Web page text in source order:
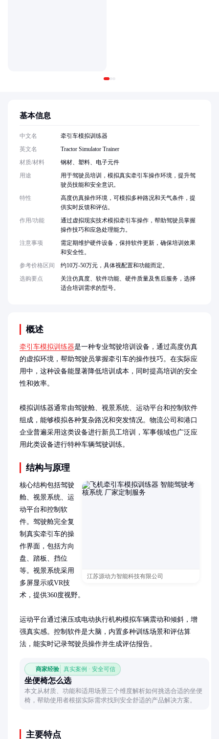
概述
牵引车模拟训练器是一种专业驾驶培训设备，通过高度仿真
的虚拟环境，帮助驾驶员掌握牵引车的操作技巧。在实际应
用中，这种设备能显著降低培训成本，同时提高培训的安全
性和效率。
模拟训练器通常由驾驶舱、视景系统、运动平台和控制软件
组成，能够模拟各种复杂路况和突发情况。物流公司和港口
企业普遍采用这类设备进行新员工培训，军事领域也广泛应
用此类设备进行特种车辆驾驶训练。
结构与原理
江苏源动力智能科技有限公司
核心结构包括驾驶
舱、视景系统、运
动平台和控制软
件。驾驶舱完全复
制真实牵引车的操
作界面，包括方向
盘、踏板、挡位
等。视景系统采用
多屏显示或VR技
术，提供360度视野。
运动平台通过液压或电动执行机构模拟车辆震动和倾斜，增
强真实感。控制软件是大脑，内置多种训练场景和评估算
法，能实时记录驾驶员操作并生成评估报告。
商家经验 真实案例 · 安全可信
坐便椅怎么选
本文从材质、功能和适用场景三个维度解析如何挑选合适的坐便
椅，帮助使用者根据实际需求找到安全舒适的产品解决方案。
主要特点
基本信息
中文名
牵引车模拟训练器
英文名
Tractor Simulator Trainer
材质/材料
钢材、塑料、电子元件
用途
用于驾驶员培训，模拟真实牵引车操作环境，提升驾
驶员技能和安全意识。
特性
高度仿真操作环境，可模拟多种路况和天气条件，提
供实时反馈和评估。
作用/功能
通过虚拟现实技术模拟牵引车操作，帮助驾驶员掌握
操作技巧和应急处理能力。
注意事项
需定期维护硬件设备，保持软件更新，确保培训效果
和安全性。
参考价格区间
约10万-50万元，具体视配置和功能而定。
选购要点
关注仿真度、软件功能、硬件质量及售后服务，选择
适合培训需求的型号。